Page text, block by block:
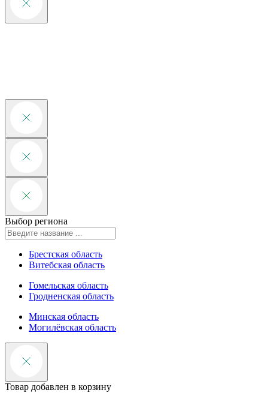
Выбор региона
Брестская область
Витебская область
Гомельская область
Гродненская область
Минская область
Могилёвская область
Товар добавлен в корзину